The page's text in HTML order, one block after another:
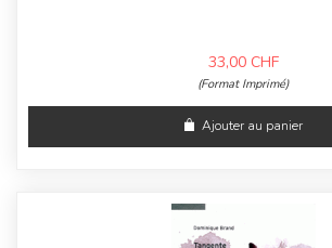
33,00 CHF
(Format Imprimé)
Ajouter au panier